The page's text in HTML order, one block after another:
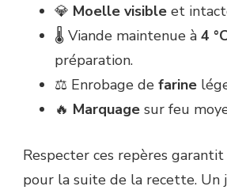
💎 Moelle visible et
🌡️ Viande maintenue à 4
préparation.
⚖️ Enrobage de farine
🔥 Marquage sur feu
Respecter ces repères
pour la suite de la recette. Un